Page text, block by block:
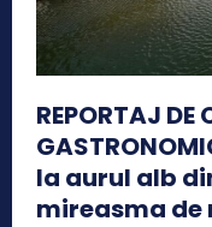
REPORTAJ DE
la aurul alb
mireasma